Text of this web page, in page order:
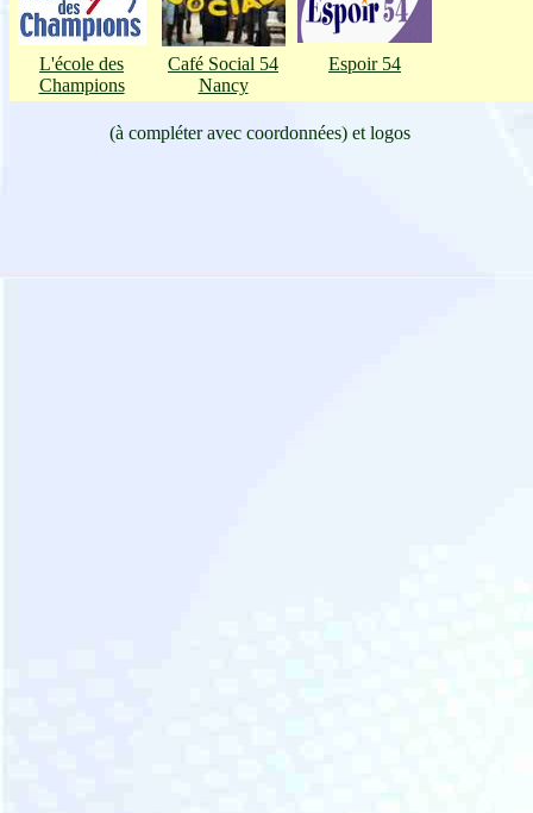
L'école des
Champions
Café Social 54
Nancy
Espoir 54
(à compléter avec coordonnées) et logos